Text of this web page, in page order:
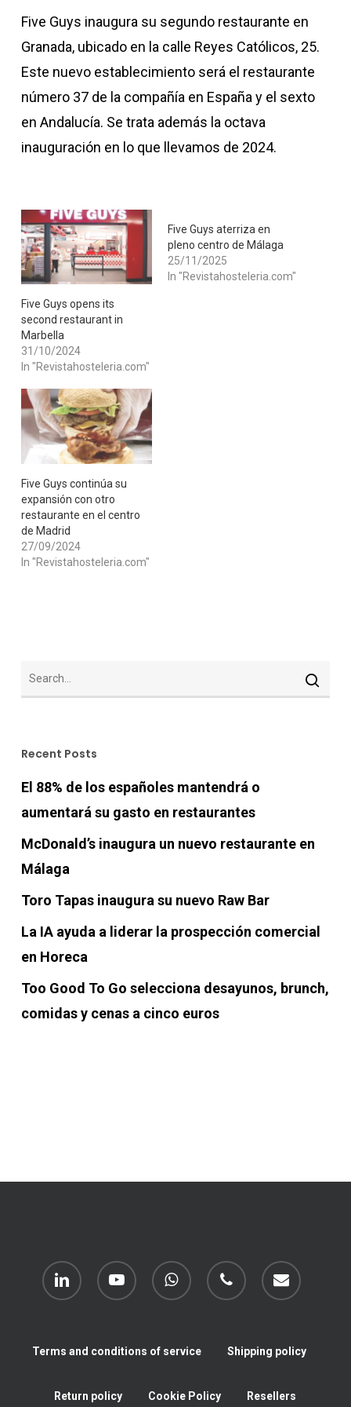
Five Guys inaugura su segundo restaurante en
Granada, ubicado en la calle Reyes Católicos, 25.
Este nuevo establecimiento será el restaurante
número 37 de la compañía en España y el sexto
en Andalucía. Se trata además la octava
inauguración en lo que llevamos de 2024.
Five Guys opens its
second restaurant in
Marbella
31/10/2024
In "Revistahosteleria.com"
Five Guys aterriza en
pleno centro de Málaga
25/11/2025
In "Revistahosteleria.com"
Five Guys continúa su
expansión con otro
restaurante en el centro
de Madrid
27/09/2024
In "Revistahosteleria.com"
Recent Posts
El 88% de los españoles mantendrá o
aumentará su gasto en restaurantes
McDonald’s inaugura un nuevo restaurante en
Málaga
Toro Tapas inaugura su nuevo Raw Bar
La IA ayuda a liderar la prospección comercial
en Horeca
Too Good To Go selecciona desayunos, brunch,
comidas y cenas a cinco euros
linkedin youtube whatsapp phone email
Terms and conditions of service Shipping policy
Return policy Cookie Policy Resellers